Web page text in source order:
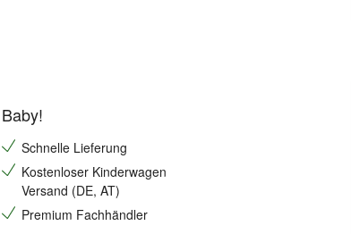
Schnelle Lieferung
Kostenloser Kinderwagen
Versand (DE, AT)
Premium Fachhändler